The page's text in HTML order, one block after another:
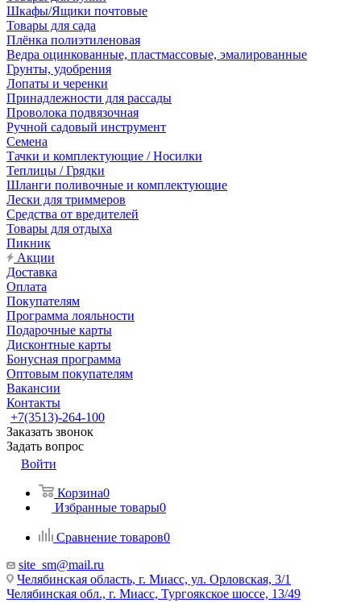
Шкафы/Ящики почтовые
Товары для сада
Плёнка полиэтиленовая
Ведра оцинкованные, пластмассовые, эмалированные
Грунты, удобрения
Лопаты и черенки
Принадлежности для рассады
Проволока подвязочная
Ручной садовый инструмент
Семена
Тачки и комплектующие / Носилки
Теплицы / Грядки
Шланги поливочные и комплектующие
Лески для триммеров
Средства от вредителей
Товары для отдыха
Пикник
Акции
Доставка
Оплата
Покупателям
Программа лояльности
Подарочные карты
Дисконтные карты
Бонусная программа
Оптовым покупателям
Вакансии
Контакты
+7(3513)-264-100
Заказать звонок
Задать вопрос
Войти
Корзина0
Избранные товары0
Сравнение товаров0
site_sm@mail.ru
Челябинская область, г. Миасс, ул. Орловская, 3/1
Челябинская обл., г. Миасс, Тургоякское шоссе, 13/49